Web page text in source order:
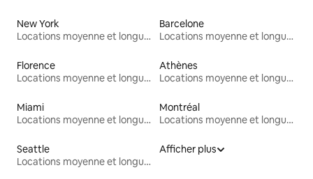
New York
Locations moyenne et longue durée
Barcelone
Locations moyenne et longue durée
Florence
Locations moyenne et longue durée
Athènes
Locations moyenne et longue durée
Miami
Locations moyenne et longue durée
Montréal
Locations moyenne et longue durée
Seattle
Locations moyenne et longue durée
Afficher plus